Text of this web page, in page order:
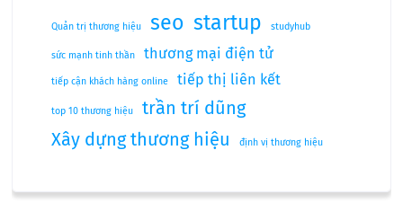
Quản trị thương hiệu seo startup studyhub
sức mạnh tinh thần thương mại điện tử
tiếp cận khách hàng online tiếp thị liên kết
top 10 thương hiệu
trần trí dũng
Xây dựng thương hiệu
định vị thương hiệu